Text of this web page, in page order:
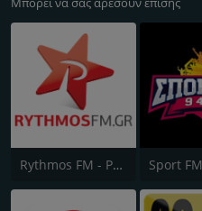
Rythmos FM - Ρυθμος 94.9 Sport FM